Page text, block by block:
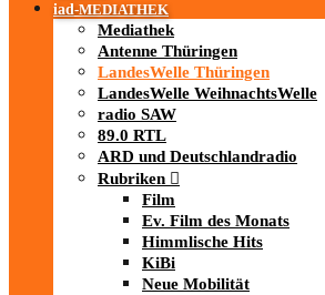
iad-MEDIATHEK
Mediathek
Antenne Thüringen
LandesWelle Thüringen
LandesWelle WeihnachtsWelle
radio SAW
89.0 RTL
ARD und Deutschlandradio
Rubriken
Film
Ev. Film des Monats
Himmlische Hits
KiBi
Neue Mobilität